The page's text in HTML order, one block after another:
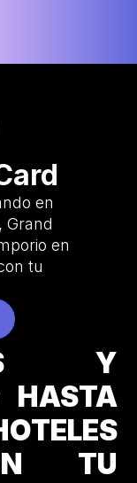
en
Grand
en
tu
Y
HASTA
TU